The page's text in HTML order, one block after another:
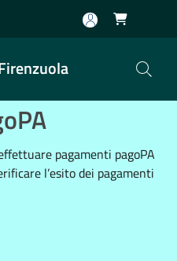

pagamenti pagoPA
l’esito dei pagamenti